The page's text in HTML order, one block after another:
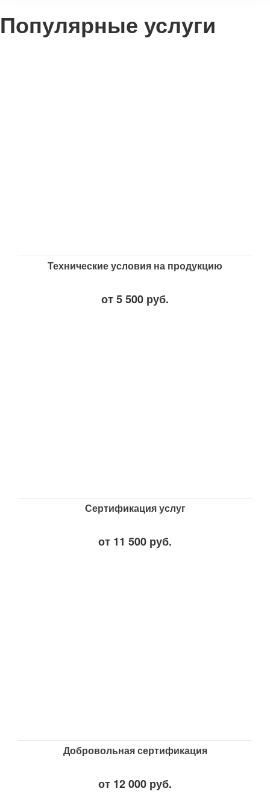
Популярные услуги
Технические условия на продукцию
от 5 500 руб.
Сертификация услуг
от 11 500 руб.
Добровольная сертификация
от 12 000 руб.